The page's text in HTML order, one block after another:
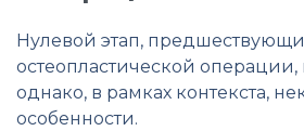
Нулевой этап,
остеопластической
однако, в рамках контекста,
особенности.